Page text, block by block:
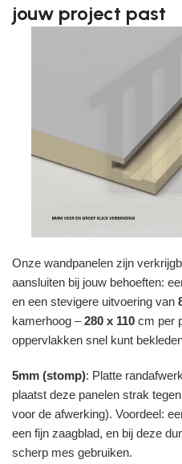
jouw project past
Onze wandpanelen zijn
aansluiten bij jouw behoeften:
en een stevigere uitvoering van
kamerhoog –280 x 110 cm per
oppervlakken snel kunt
5mm (stomp): Platte
plaatst deze panelen strak
voor de afwerking). Voordeel:
een fijn zaagblad, en bij deze
scherp mes gebruiken.